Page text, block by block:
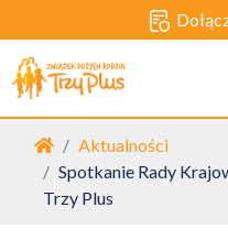
Strona główna
Aktualności
Spotkanie Rady
Trzy Plus